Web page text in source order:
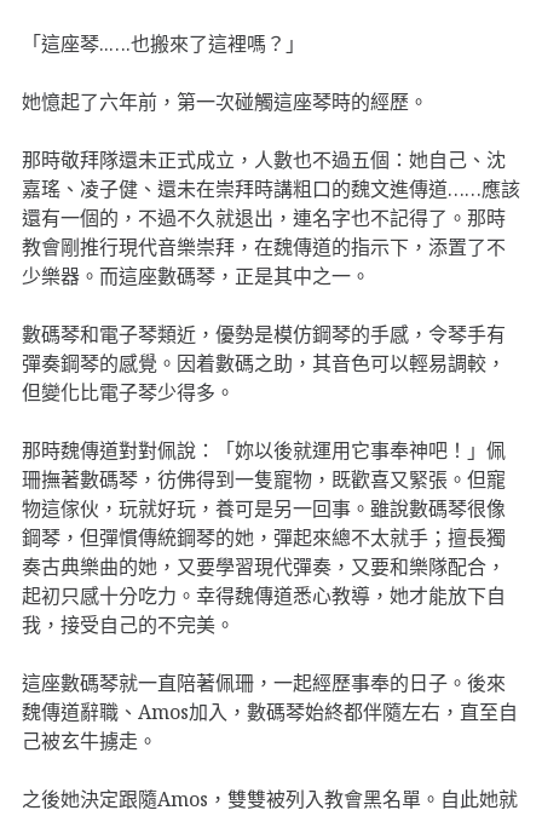
「這座琴..….也搬來了這裡嗎？」
她憶起了六年前，第一次碰觸這座琴時的經歷。
那時敬拜隊還未正式成立，人數也不過五個：她自己、沈
嘉瑤、凌子健、還未在崇拜時講粗口的魏文進傳道……應該
還有一個的，不過不久就退出，連名字也不記得了。那時
教會剛推行現代音樂崇拜，在魏傳道的指示下，添置了不
少樂器。而這座數碼琴，正是其中之一。
數碼琴和電子琴類近，優勢是模仿鋼琴的手感，令琴手有
彈奏鋼琴的感覺。因着數碼之助，其音色可以輕易調較，
但變化比電子琴少得多。
那時魏傳道對對佩說：「妳以後就運用它事奉神吧！」佩
珊撫著數碼琴，彷佛得到一隻寵物，既歡喜又緊張。但寵
物這傢伙，玩就好玩，養可是另一回事。雖說數碼琴很像
鋼琴，但彈慣傳統鋼琴的她，彈起來總不太就手；擅長獨
奏古典樂曲的她，又要學習現代彈奏，又要和樂隊配合，
起初只感十分吃力。幸得魏傳道悉心教導，她才能放下自
我，接受自己的不完美。
這座數碼琴就一直陪著佩珊，一起經歷事奉的日子。後來
魏傳道辭職、Amos加入，數碼琴始終都伴隨左右，直至自
己被玄牛擄走。
之後她決定跟隨Amos，雙雙被列入教會黑名單。自此她就